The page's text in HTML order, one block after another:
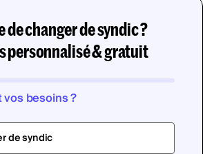
de changer de syndic ?
personnalisé & gratuit
besoins ?
de syndic